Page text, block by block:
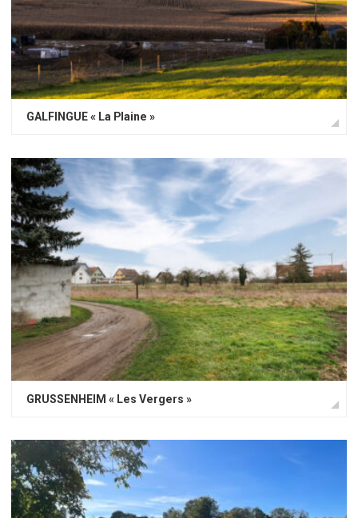
GALFINGUE « La Plaine »
GRUSSENHEIM « Les Vergers »